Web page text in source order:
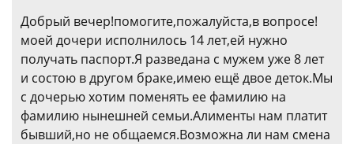
Добрый вечер!помогите,пожалуйста,в вопросе!
моей дочери исполнилось 14 лет,ей нужно
получать паспорт.Я разведана с мужем уже 8 лет
и состою в другом браке,имею ещё двое деток.Мы
с дочерью хотим поменять ее фамилию на
фамилию нынешней семьи.Алименты нам платит
бывший,но не общаемся.Возможна ли нам смена